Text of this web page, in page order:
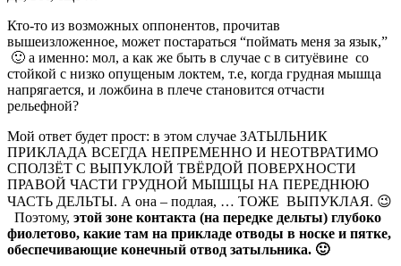
Кто-то из возможных оппонентов, прочитав
вышеизложенное, может постараться “поймать меня за язык,”
🙂 а именно: мол, а как же быть в случае с в ситуёвине со
стойкой с низко опущеным локтем, т.е, когда грудная мышца
напрягается, и ложбина в плече становится отчасти
рельефной?
Мой ответ будет прост: в этом случае ЗАТЫЛЬНИК
ПРИКЛАДА ВСЕГДА НЕПРЕМЕННО И НЕОТВРАТИМО
СПОЛЗЁТ С ВЫПУКЛОЙ ТВЁРДОЙ ПОВЕРХНОСТИ
ПРАВОЙ ЧАСТИ ГРУДНОЙ МЫШЦЫ НА ПЕРЕДНЮЮ
ЧАСТЬ ДЕЛЬТЫ. А она – подлая, … ТОЖЕ ВЫПУКЛАЯ. 😉
Поэтому, этой зоне контакта (на передке дельты) глубоко
фиолетово, какие там на прикладе отводы в носке и пятке,
обеспечивающие конечный отвод затыльника. 🙂